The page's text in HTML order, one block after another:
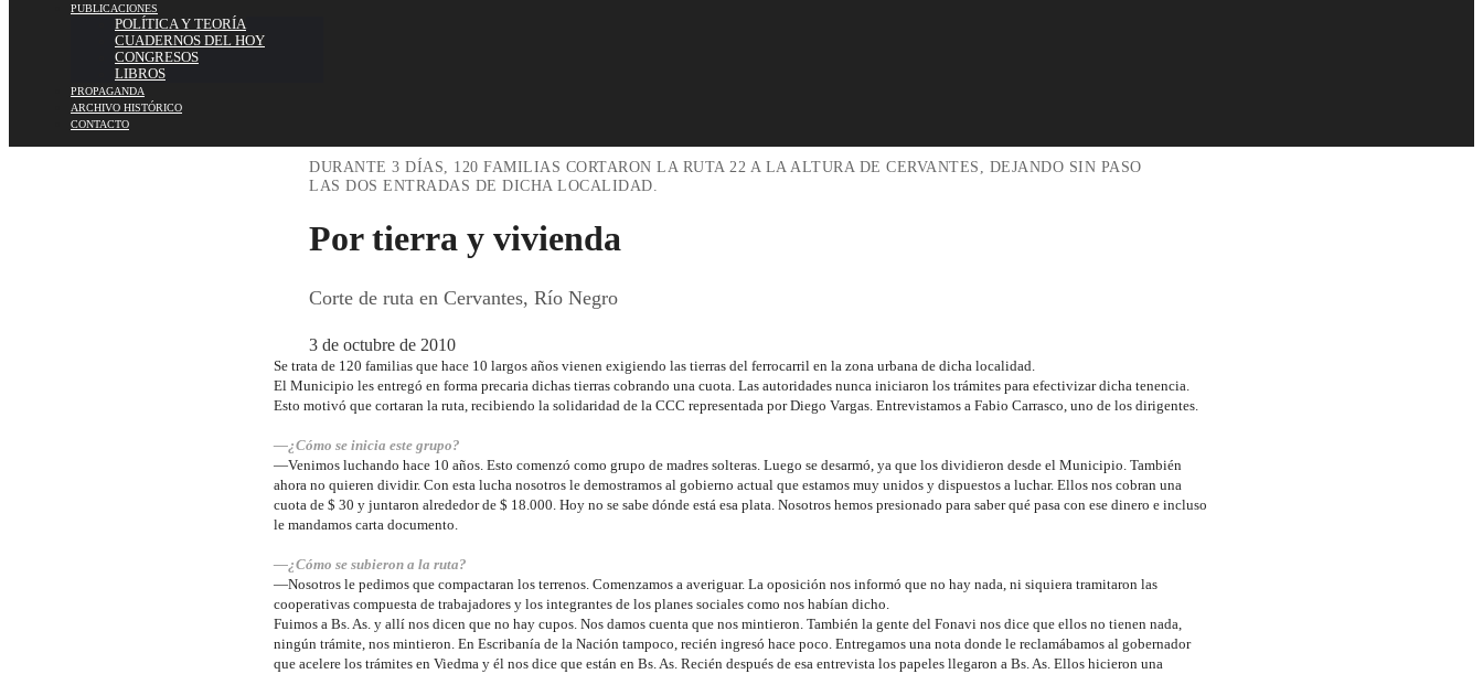
PUBLICACIONES
POLÍTICA Y TEORÍA
CUADERNOS DEL HOY
CONGRESOS
LIBROS
PROPAGANDA
ARCHIVO HISTÓRICO
CONTACTO
DURANTE 3 DÍAS, 120 FAMILIAS CORTARON LA RUTA 22 A LA ALTURA DE CERVANTES, DEJANDO SIN PASO
LAS DOS ENTRADAS DE DICHA LOCALIDAD.
Por tierra y vivienda
Corte de ruta en Cervantes, Río Negro
3 de octubre de 2010
Se trata de 120 familias que hace 10 largos años vienen exigiendo las tierras del ferrocarril en la zona urbana de dicha localidad.
El Municipio les entregó en forma precaria dichas tierras cobrando una cuota. Las autoridades nunca iniciaron los trámites para efectivizar dicha tenencia.
Esto motivó que cortaran la ruta, recibiendo la solidaridad de la CCC representada por Diego Vargas. Entrevistamos a Fabio Carrasco, uno de los dirigentes.
—¿Cómo se inicia este grupo?
—Venimos luchando hace 10 años. Esto comenzó como grupo de madres solteras. Luego se desarmó, ya que los dividieron desde el Municipio. También
ahora no quieren dividir. Con esta lucha nosotros le demostramos al gobierno actual que estamos muy unidos y dispuestos a luchar. Ellos nos cobran una
cuota de $ 30 y juntaron alrededor de $ 18.000. Hoy no se sabe dónde está esa plata. Nosotros hemos presionado para saber qué pasa con ese dinero e incluso
le mandamos carta documento.
—¿Cómo se subieron a la ruta?
—Nosotros le pedimos que compactaran los terrenos. Comenzamos a averiguar. La oposición nos informó que no hay nada, ni siquiera tramitaron las
cooperativas compuesta de trabajadores y los integrantes de los planes sociales como nos habían dicho.
Fuimos a Bs. As. y allí nos dicen que no hay cupos. Nos damos cuenta que nos mintieron. También la gente del Fonavi nos dice que ellos no tienen nada,
ningún trámite, nos mintieron. En Escribanía de la Nación tampoco, recién ingresó hace poco. Entregamos una nota donde le reclamábamos al gobernador
que acelere los trámites en Viedma y él nos dice que están en Bs. As. Recién después de esa entrevista los papeles llegaron a Bs. As. Ellos hicieron una